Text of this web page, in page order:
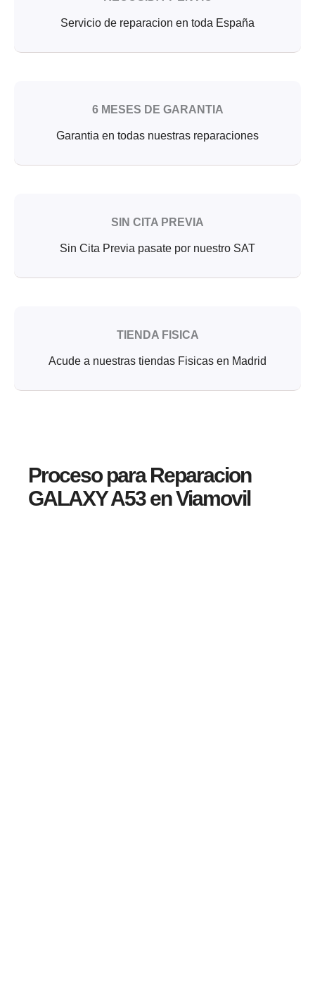
Servicio de reparacion en toda España
6 MESES DE GARANTIA
Garantia en todas nuestras reparaciones
SIN CITA PREVIA
Sin Cita Previa pasate por nuestro SAT
TIENDA FISICA
Acude a nuestras tiendas Fisicas en Madrid
Proceso para Reparacion
GALAXY A53 en Viamovil